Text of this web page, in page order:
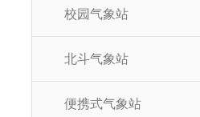
校园气象站
北斗气象站
便携式气象站